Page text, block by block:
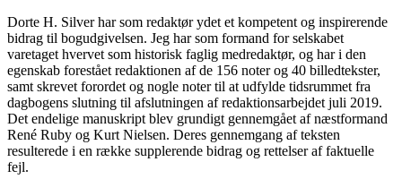
Dorte H. Silver har som redaktør ydet et kompetent og inspirerende
bidrag til bogudgivelsen. Jeg har som formand for selskabet
varetaget hvervet som historisk faglig medredaktør, og har i den
egenskab forestået redaktionen af de 156 noter og 40 billedtekster,
samt skrevet forordet og nogle noter til at udfylde tidsrummet fra
dagbogens slutning til afslutningen af redaktionsarbejdet juli 2019.
Det endelige manuskript blev grundigt gennemgået af næstformand
René Ruby og Kurt Nielsen. Deres gennemgang af teksten
resulterede i en række supplerende bidrag og rettelser af faktuelle
fejl.